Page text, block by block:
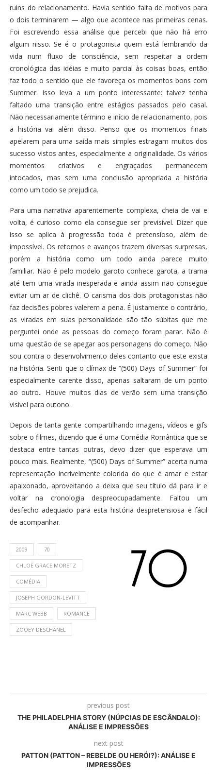
ruins do relacionamento. Havia sentido falta de motivos para
o dois terminarem — algo que acontece nas primeiras cenas.
Foi escrevendo essa análise que percebi que não há erro
algum nisso. Se é o protagonista quem está lembrando da
vida num fluxo de consciência, sem respeitar a ordem
cronológica das idéias e muito parcial às coisas boas, então
faz todo o sentido que ele favoreça os momentos bons com
Summer. Isso leva a um ponto interessante: talvez tenha
faltado uma transição entre estágios passados pelo casal.
Não necessariamente término e início de relacionamento, pois
a história vai além disso. Penso que os momentos finais
apelarem para uma saída mais simples estragam muitos dos
sucesso vistos antes, especialmente a originalidade. Os vários
momentos criativos e engraçados permanecem
intocados, mas sem uma conclusão apropriada a história
como um todo se prejudica.
Para uma narrativa aparentemente complexa, cheia de vai e
volta, é curioso como ela consegue ser previsível. Dizer que
isso se aplica à progressão toda é pretensioso, além de
impossível. Os retornos e avanços trazem diversas surpresas,
porém a história como um todo ainda parece muito
familiar. Não é pelo modelo garoto conhece garota, a trama
até tem uma virada inesperada e ainda assim não consegue
evitar um ar de clichê. O carisma dos dois protagonistas não
faz decisões pobres valerem a pena. É justamente o contrário,
as viradas em suas personalidade são tão súbitas que me
perguntei onde as pessoas do começo foram parar. Não é
uma questão de se apegar aos personagens do começo. Não
sou contra o desenvolvimento deles contanto que este exista
na história. Senti que o clímax de “(500) Days of Summer” foi
especialmente carente disso, apenas saltaram de um ponto
ao outro.. Houve muitos dias de verão sem uma transição
visível para outono.
Depois de tanta gente compartilhando imagens, vídeos e gifs
sobre o filmes, dizendo que é uma Comédia Romântica que se
destaca entre tantas outras, devo dizer que esperava um
pouco mais. Realmente, “(500) Days of Summer” acerta numa
representação incrivelmente colorida do que é amar e estar
apaixonado, aproveitando a deixa que seu título dá para ir e
voltar na cronologia despreocupadamente. Faltou um
desfecho adequado para esta história despretensiosa e fácil
de acompanhar.
2009 70
CHLOË GRACE MORETZ
COMÉDIA
JOSEPH GORDON-LEVITT
MARC WEBB ROMANCE
ZOOEY DESCHANEL
previous post
THE PHILADELPHIA STORY (NÚPCIAS DE ESCÂNDALO):
ANÁLISE E IMPRESSÕES
next post
PATTON (PATTON – REBELDE OU HERÓI?): ANÁLISE E
IMPRESSÕES